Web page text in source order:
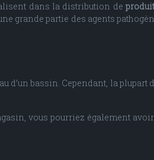
dans la distribution de
grande partie des agents
d’un bassin. Cependant, la
vous pourriez également